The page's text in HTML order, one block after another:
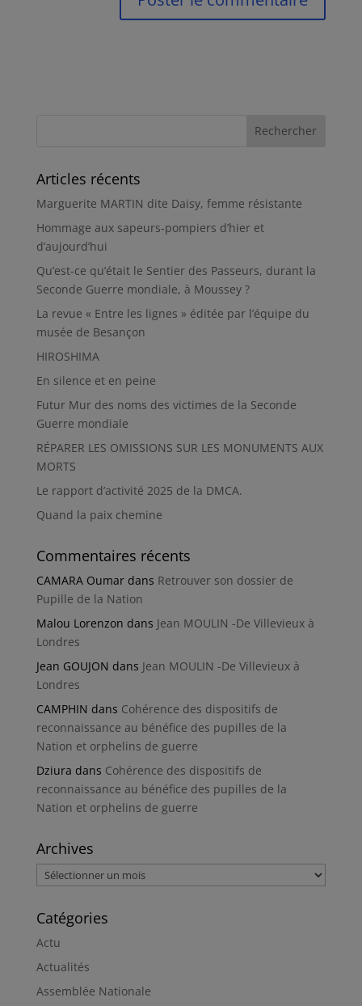
Articles récents
Marguerite MARTIN dite Daisy, femme résistante
Hommage aux sapeurs-pompiers d’hier et
d’aujourd’hui
Qu’est-ce qu’était le Sentier des Passeurs, durant la
Seconde Guerre mondiale, à Moussey ?
La revue « Entre les lignes » éditée par l’équipe du
musée de Besançon
HIROSHIMA
En silence et en peine
Futur Mur des noms des victimes de la Seconde
Guerre mondiale
RÉPARER LES OMISSIONS SUR LES MONUMENTS AUX
MORTS
Le rapport d’activité 2025 de la DMCA.
Quand la paix chemine
Commentaires récents
CAMARA Oumardans Retrouver son dossier de
Pupille de la Nation
Malou Lorenzon dans Jean MOULIN -De Villevieux à
Londres
Jean GOUJON dans Jean MOULIN -De Villevieux à
Londres
CAMPHIN dans Cohérence des dispositifs de
reconnaissance au bénéfice des pupilles de la
Nation et orphelins de guerre
Dziura dans Cohérence des dispositifs de
reconnaissance au bénéfice des pupilles de la
Nation et orphelins de guerre
Archives
Archives
Catégories
Actu
Actualités
Assemblée Nationale